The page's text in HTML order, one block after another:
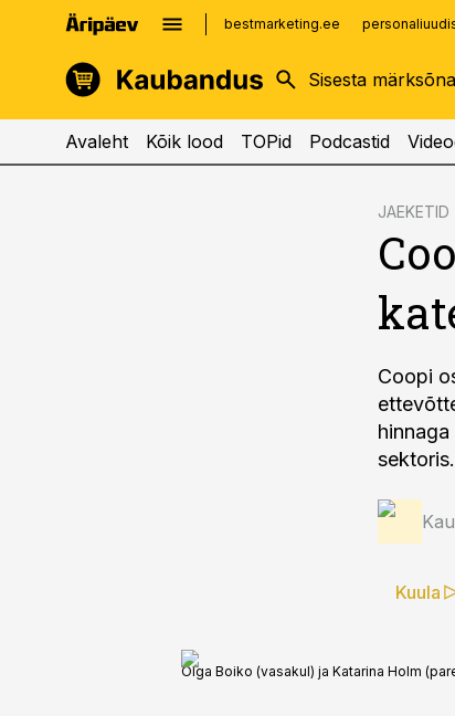
bestmarketing.ee
kinnisvarauudised.ee
logistikauudised.ee
imelineajalugu.ee
Avaleht Kõik lood TOPid Podcastid
JAEKETID
Coopi
sektoris.
Kuula
Olga Boiko (vasakul) ja Katarina Holm